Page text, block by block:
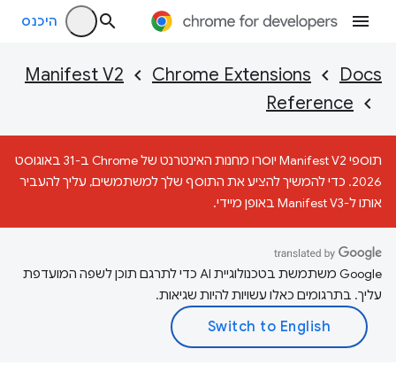
היכנס
Docs
Chrome Extensions
Manifest V2
Reference
תוספי Manifest V2 יוסרו מחנות האינטרנט של Chrome ב-31 באוגוסט
2026. כדי להמשיך להציע את התוסף שלך למשתמשים, עליך להעביר
אותו ל-Manifest V3 באופן מיידי.
‫Google משתמשת בטכנולוגיית AI כדי לתרגם תוכן לשפה המועדפת
עליך. בתרגומים כאלו עשויות להיות שגיאות.